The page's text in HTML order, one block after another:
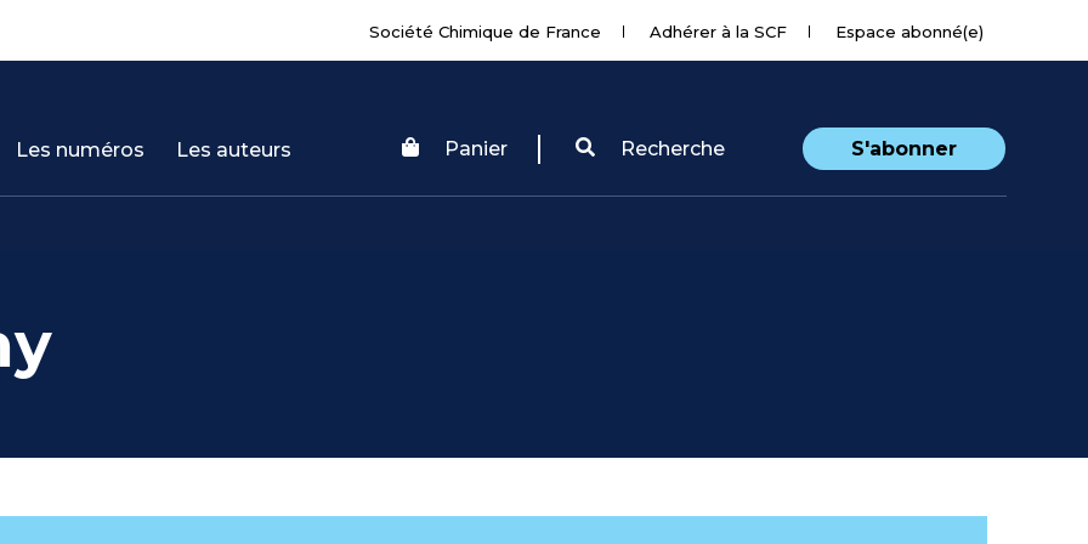
Société Chimique de France Adhérer à la SCF Espace abonné(e)
Les numéros Les auteurs Panier Recherche S'abonner